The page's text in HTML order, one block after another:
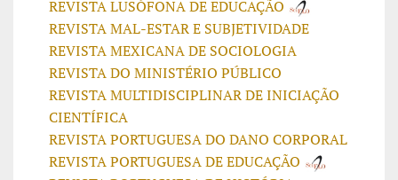
REVISTA LUSÓFONA DE EDUCAÇÃO
REVISTA MAL-ESTAR E SUBJETIVIDADE
REVISTA MEXICANA DE SOCIOLOGIA
REVISTA DO MINISTÉRIO PÚBLICO
REVISTA MULTIDISCIPLINAR DE INICIAÇÃO
CIENTÍFICA
REVISTA PORTUGUESA DO DANO CORPORAL
REVISTA PORTUGUESA DE EDUCAÇÃO